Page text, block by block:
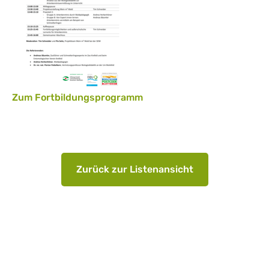
Zum Fortbildungsprogramm
Zurück zur Listenansicht